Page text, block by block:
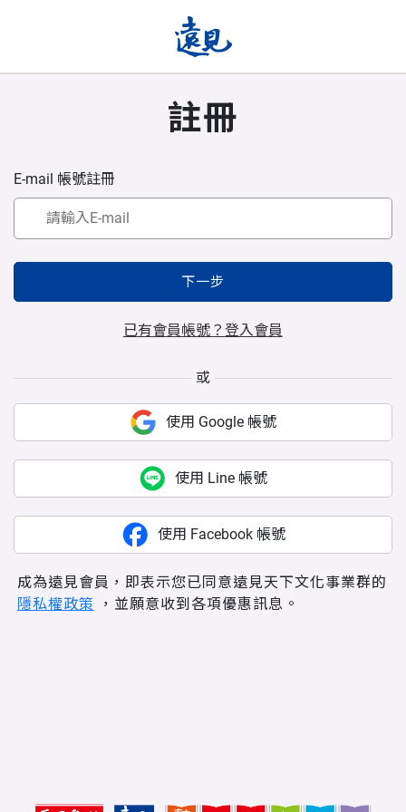
註冊
E-mail 帳號註冊
下一步
已有會員帳號？登入會員
或
使用 Google 帳號
使用 Line 帳號
使用 Facebook 帳號
成為遠見會員，即表示您已同意遠見天下文化事業群的
隱私權政策 ，並願意收到各項優惠訊息。